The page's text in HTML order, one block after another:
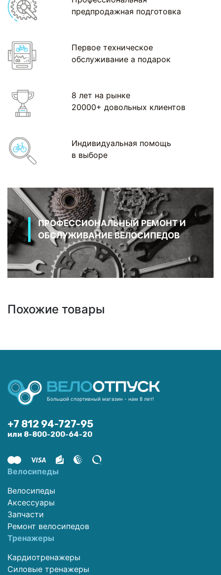
предпродажная подготовка
Первое техническое
обслуживание а подарок
8 лет на рынке
20000+ довольных клиентов
Индивидуальная помощь
в выборе
ПРОФЕССИОНАЛЬНЫЙ РЕМОНТ И
ОБСЛУЖИВАНИЕ ВЕЛОСИПЕДОВ
Похожие товары
Большой спортивный магазин - нам 8 лет!
+7 812 94-727-95
или 8-800-200-64-20
Велосипеды
Велосипеды
Аксессуары
Запчасти
Ремонт велосипедов
Тренажеры
Кардиотренажеры
Силовые тренажеры